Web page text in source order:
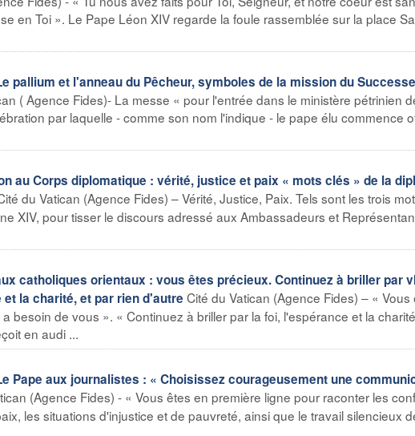
en Toi ». Le Pape Léon XIV regarde la foule rassemblée sur la place
pallium et l'anneau du Pêcheur, symboles de la mission du
( Agence Fides)- La messe « pour l'entrée dans le ministère pétrinien
par laquelle - comme son nom l'indique - le pape élu commence
au Corps diplomatique : vérité, justice et paix « mots clés » de la
du Vatican (Agence Fides) – Vérité, Justice, Paix. Tels sont les trois
XIV, pour tisser le discours adressé aux Ambassadeurs et
catholiques orientaux : vous êtes précieux. Continuez à briller par
la charité, et par rien d'autre Cité du Vatican (Agence Fides) – «
besoin de vous ». « Continuez à briller par la foi, l'espérance et la
en audi ...
Pape aux journalistes : « Choisissez courageusement une
(Agence Fides) - « Vous êtes en première ligne pour raconter les
les situations d'injustice et de pauvreté, ainsi que le travail silencieux